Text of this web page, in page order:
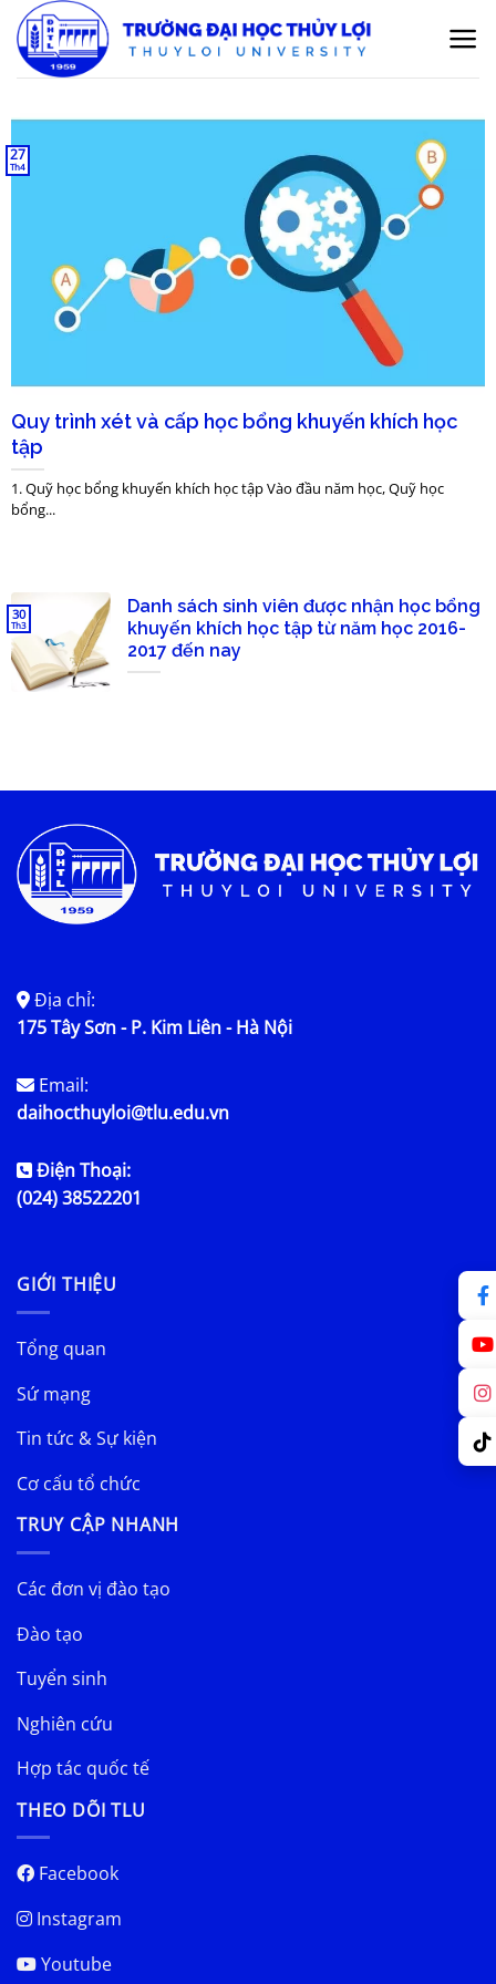
qua
nội
Quy trình xét và cấp học bổng khuyến khích học
tập
1. Quỹ học bổng khuyến khích học tập Vào đầu năm học, Quỹ học
bổng...
27
Th4
Danh sách sinh viên được nhận học bổng
khuyến khích học tập từ năm học 2016-
2017 đến nay
30
Th3
Địa chỉ:
175 Tây Sơn - P. Kim Liên - Hà Nội
Email:
daihocthuyloi@tlu.edu.vn
Điện Thoại:
(024) 38522201
GIỚI THIỆU
Tổng quan
Sứ mạng
Tin tức & Sự kiện
Cơ cấu tổ chức
TRUY CẬP NHANH
Các đơn vị đào tạo
Đào tạo
Tuyển sinh
Nghiên cứu
Hợp tác quốc tế
THEO DÕI TLU
Facebook
Instagram
Youtube